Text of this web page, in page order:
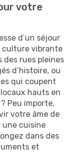
votre
d’un séjour
culture vibrante
des rues pleines
d’histoire, ou
qui coupent
hauts en
Peu importe,
votre âme de
une cuisine
dans des
et